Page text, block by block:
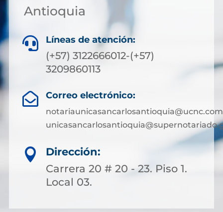
Antioquia
 Líneas de atención:
(+57) 3122666012-(+57)
3209860113
 Correo electrónico:

Dirección:
Carrera 20 # 20 - 23. Piso 1.
Local 03.